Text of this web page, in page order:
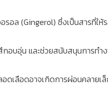
อล (Gingerol) ซึ่งเป็นสารที่ให้
บอุ่น และช่วยสนับสนุนการทำง
ดเลือดอาจเกิดการผ่อนคลายเ